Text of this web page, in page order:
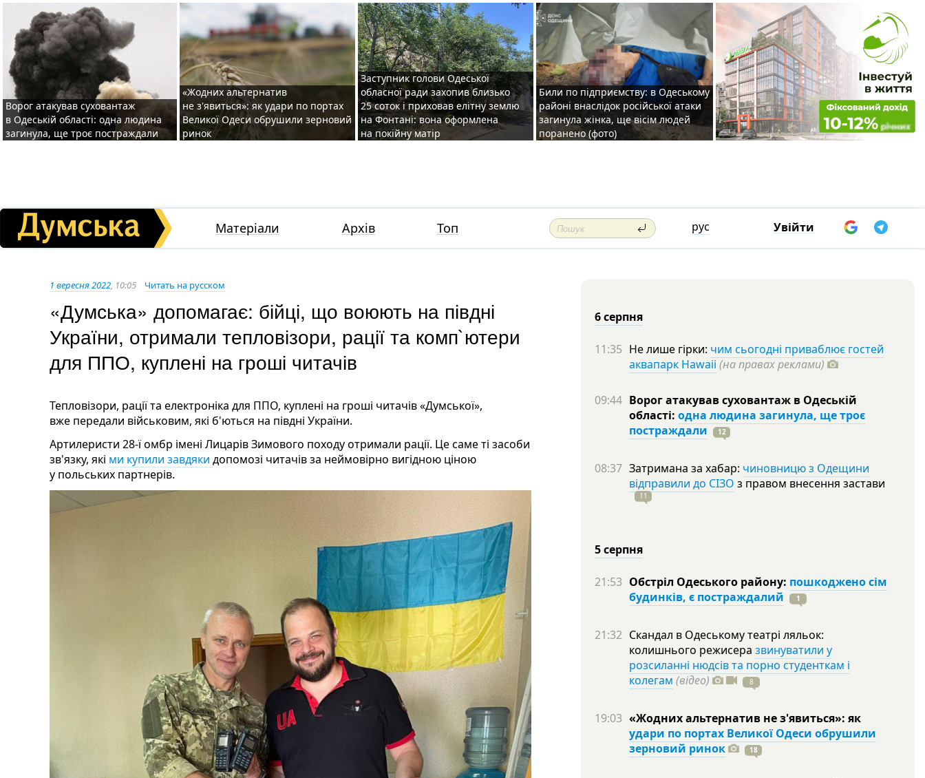
Ворог атакував суховантаж
в Одеській області: одна людина
загинула, ще троє постраждали
«Жодних альтернатив
не з'явиться»: як удари по портах
Великої Одеси обрушили зерновий
ринок
Заступник голови Одеської
обласної ради захопив близько
25 соток і приховав елітну землю
на Фонтані: вона оформлена
на покійну матір
Били по підприємству: в Одеському
районі внаслідок російської атаки
загинула жінка, ще вісім людей
поранено (фото)
Матеріали Архів Топ рус Увійти
1 вересня 2022, 10:05 Читать на русском
«Думська» допомагає: бійці, що воюють на півдні
України, отримали тепловізори, рації та комп`ютери
для ППО, куплені на гроші читачів
Тепловізори, рації та електроніка для ППО, куплені на гроші читачів «Думської»,
вже передали військовим, які б'ються на півдні України.
Артилеристи 28-ї омбр імені Лицарів Зимового походу отримали рації. Це саме ті засоби
зв'язку, які ми купили завдяки допомозі читачів за неймовірно вигідною ціною
у польських партнерів.
6 серпня
11:35 Не лише гірки: чим сьогодні приваблює гостей
аквапарк Hawaii (на правах реклами)
09:44 Ворог атакував суховантаж в Одеській
області: одна людина загинула, ще троє
постраждали
12
08:37 Затримана за хабар: чиновницю з Одещини
відправили до СІЗО з правом внесення застави
11
5 серпня
21:53 Обстріл Одеського району: пошкоджено сім
будинків, є постраждалий
1
21:32 Скандал в Одеському театрі ляльок:
колишнього режисера звинуватили у
розсиланні нюдсів та порно студенткам і
колегам (відео) 8
19:03 «Жодних альтернатив не з'явиться»: як
удари по портах Великої Одеси обрушили
зерновий ринок
18